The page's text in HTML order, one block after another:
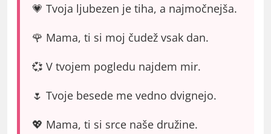
💗 Tvoja ljubezen je tiha, a najmočnejša.
🌹 Mama, ti si moj čudež vsak dan.
💞 V tvojem pogledu najdem mir.
🌷 Tvoje besede me vedno dvignejo.
💖 Mama, ti si srce naše družine.